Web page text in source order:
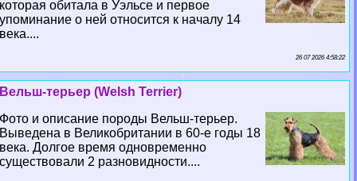
которая обитала в Уэльсе и первое
упоминание о ней относится к началу 14
века....
26 07 2026 4:58:22
Вельш-терьер (Welsh Terrier)
Фото и описание породы Вельш-терьер.
Выведена в Великобритании в 60-е годы 18
века. Долгое время одновременно
существовали 2 разновидности....